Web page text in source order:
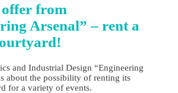
from
Arsenal” – rent a
and Industrial Design “Engineering
about the possibility of renting its
for a variety of events.